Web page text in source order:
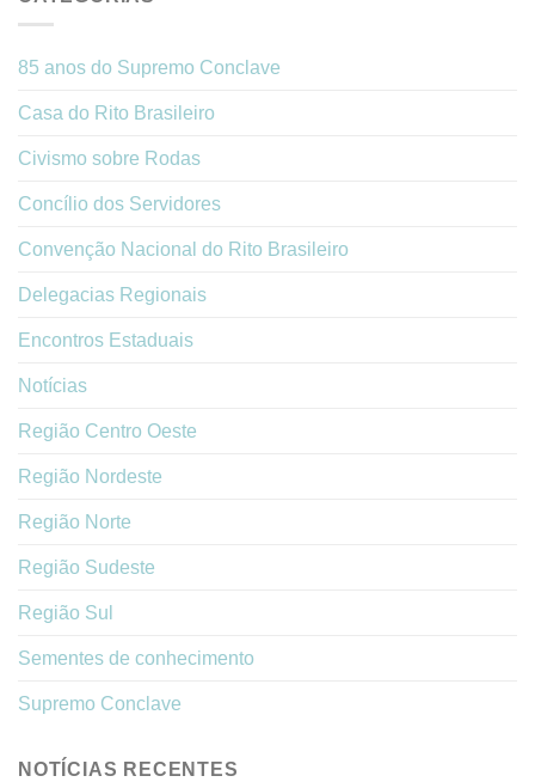
85 anos do Supremo Conclave
Casa do Rito Brasileiro
Civismo sobre Rodas
Concílio dos Servidores
Convenção Nacional do Rito Brasileiro
Delegacias Regionais
Encontros Estaduais
Notícias
Região Centro Oeste
Região Nordeste
Região Norte
Região Sudeste
Região Sul
Sementes de conhecimento
Supremo Conclave
NOTÍCIAS RECENTES